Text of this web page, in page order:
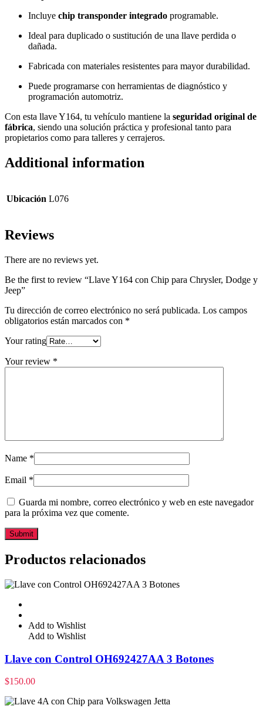
Incluye chip transponder integrado programable.
Ideal para duplicado o sustitución de una llave perdida o
dañada.
Fabricada con materiales resistentes para mayor durabilidad.
Puede programarse con herramientas de diagnóstico y
programación automotriz.
Con esta llave Y164, tu vehículo mantiene la seguridad original de
fábrica, siendo una solución práctica y profesional tanto para
propietarios como para talleres y cerrajeros.
Additional information
Ubicación L076
Reviews
There are no reviews yet.
Be the first to review “Llave Y164 con Chip para Chrysler, Dodge y
Jeep”
Tu dirección de correo electrónico no será publicada. Los campos
obligatorios están marcados con *
Your rating
Your review *
Name *
Email *
Guarda mi nombre, correo electrónico y web en este navegador
para la próxima vez que comente.
Productos relacionados
Add to Wishlist
Add to Wishlist
Llave con Control OH692427AA 3 Botones
$150.00